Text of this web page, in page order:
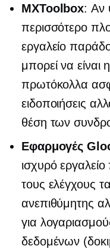
MXToolbox: Αν
περισσότερο
εργαλείο
μπορεί να είναι
πρωτόκολλα
ειδοποιήσεις
θέση των
Εφαρμογές
ισχυρό
τους ελέγχους
ανεπιθύμητης
για
δεδομένων